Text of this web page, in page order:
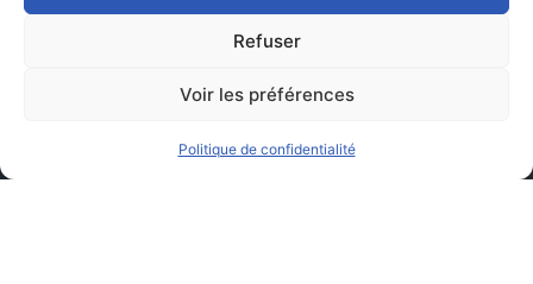
Refuser
Voir les préférences
Politique de confidentialité